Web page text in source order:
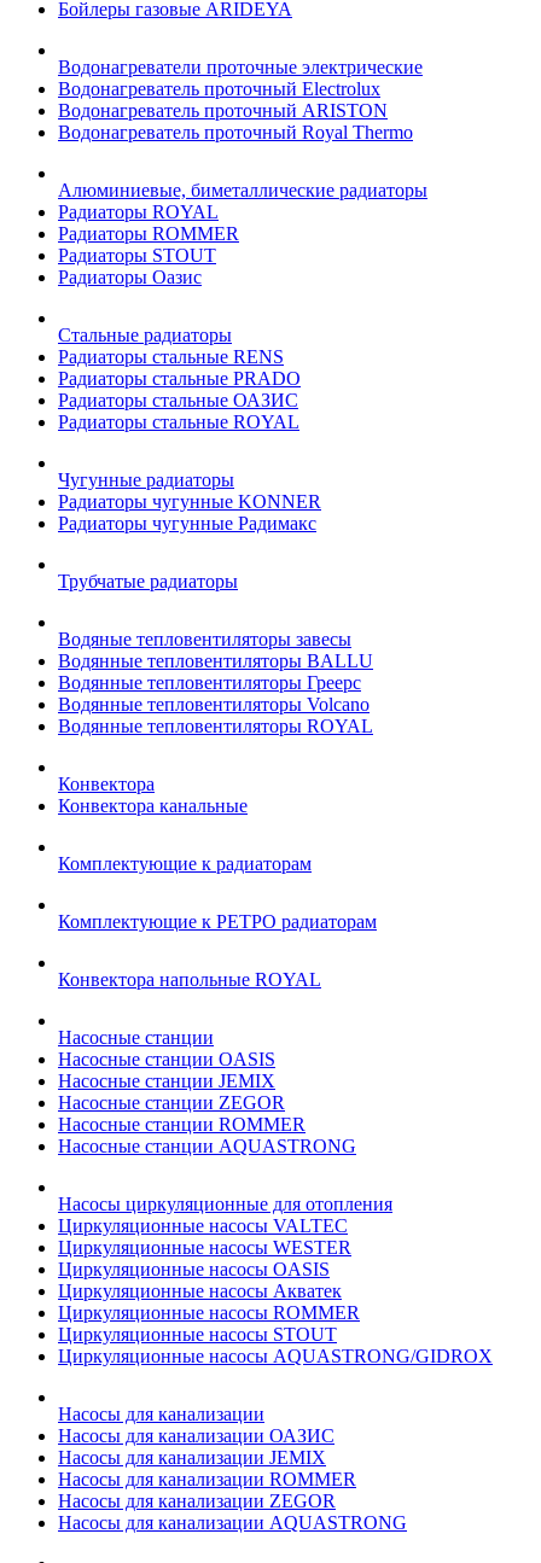
Бойлеры газовые ARIDEYA
Водонагреватели проточные электрические
Водонагреватель проточный Electrolux
Водонагреватель проточный ARISTON
Водонагреватель проточный Royal Thermo
Алюминиевые, биметаллические радиаторы
Радиаторы ROYAL
Радиаторы ROMMER
Радиаторы STOUT
Радиаторы Оазис
Стальные радиаторы
Радиаторы стальные RENS
Радиаторы стальные PRADO
Радиаторы стальные ОАЗИС
Радиаторы стальные ROYAL
Чугунные радиаторы
Радиаторы чугунные KONNER
Радиаторы чугунные Радимакс
Трубчатые радиаторы
Водяные тепловентиляторы завесы
Водянные тепловентиляторы BALLU
Водянные тепловентиляторы Греерс
Водянные тепловентиляторы Volcano
Водянные тепловентиляторы ROYAL
Конвектора
Конвектора канальные
Комплектующие к радиаторам
Комплектующие к РЕТРО радиаторам
Конвектора напольные ROYAL
Насосные станции
Насосные станции OASIS
Насосные станции JEMIX
Насосные станции ZEGOR
Насосные станции ROMMER
Насосные станции AQUASTRONG
Насосы циркуляционные для отопления
Циркуляционные насосы VALTEC
Циркуляционные насосы WESTER
Циркуляционные насосы OASIS
Циркуляционные насосы Акватек
Циркуляционные насосы ROMMER
Циркуляционные насосы STOUT
Циркуляционные насосы AQUASTRONG/GIDROX
Насосы для канализации
Насосы для канализации ОАЗИС
Насосы для канализации JEMIX
Насосы для канализации ROMMER
Насосы для канализации ZEGOR
Насосы для канализации AQUASTRONG